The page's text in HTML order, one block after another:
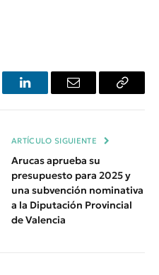
LinkedInEmail
Copiar
ARTÍCULO SIGUIENTE
Arucas aprueba su
presupuesto para 2025 y
una subvención nominativa
a la Diputación Provincial
de Valencia